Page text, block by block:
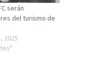
serán
del turismo de
2025